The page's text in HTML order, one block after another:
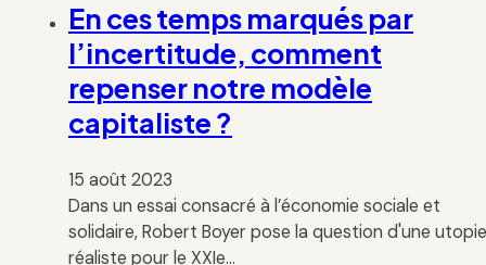
En ces temps marqués par
l’incertitude, comment
repenser notre modèle
capitaliste ?
15 août 2023
Dans un essai consacré à l’économie sociale et
solidaire, Robert Boyer pose la question d'une utopie
réaliste pour le XXIe…